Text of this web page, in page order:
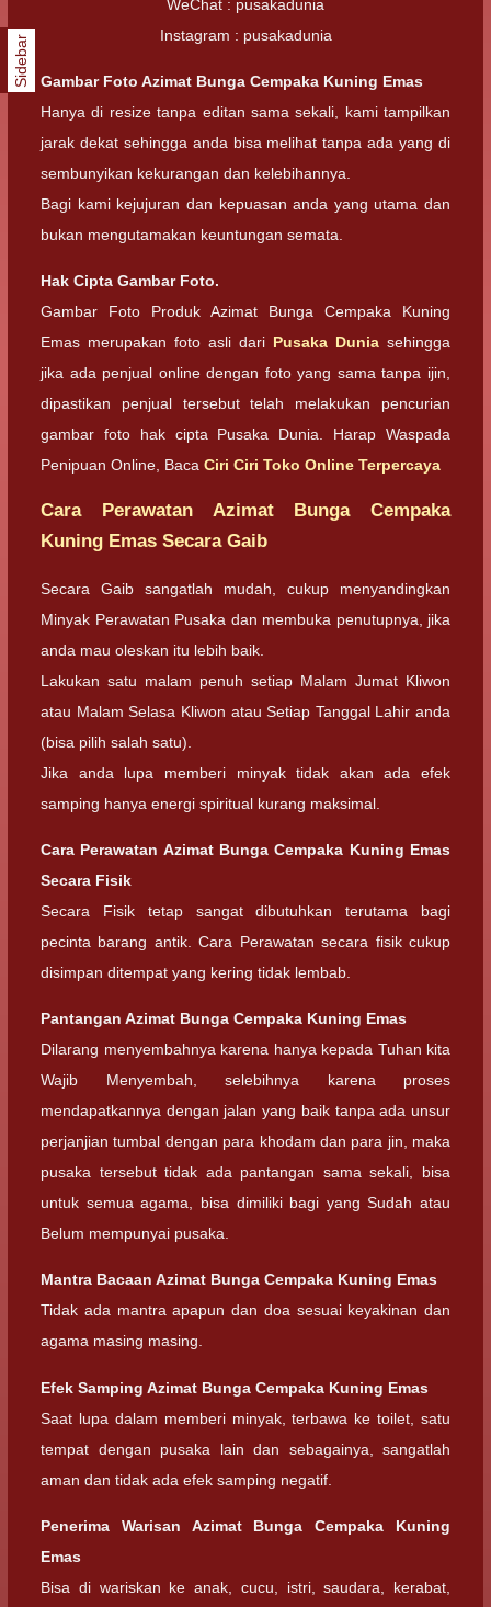
WeChat : pusakadunia
Instagram : pusakadunia
Gambar Foto Azimat Bunga Cempaka Kuning Emas
Hanya di resize tanpa editan sama sekali, kami tampilkan
jarak dekat sehingga anda bisa melihat tanpa ada yang di
sembunyikan kekurangan dan kelebihannya.
Bagi kami kejujuran dan kepuasan anda yang utama dan
bukan mengutamakan keuntungan semata.
Hak Cipta Gambar Foto.
Gambar Foto Produk Azimat Bunga Cempaka Kuning
Emas merupakan foto asli dari Pusaka Dunia sehingga
jika ada penjual online dengan foto yang sama tanpa ijin,
dipastikan penjual tersebut telah melakukan pencurian
gambar foto hak cipta Pusaka Dunia. Harap Waspada
Penipuan Online, Baca Ciri Ciri Toko Online Terpercaya
Cara Perawatan Azimat Bunga Cempaka
Kuning Emas Secara Gaib
Secara Gaib sangatlah mudah, cukup menyandingkan
Minyak Perawatan Pusaka dan membuka penutupnya, jika
anda mau oleskan itu lebih baik.
Lakukan satu malam penuh setiap Malam Jumat Kliwon
atau Malam Selasa Kliwon atau Setiap Tanggal Lahir anda
(bisa pilih salah satu).
Jika anda lupa memberi minyak tidak akan ada efek
samping hanya energi spiritual kurang maksimal.
Cara Perawatan Azimat Bunga Cempaka Kuning Emas
Secara Fisik
Secara Fisik tetap sangat dibutuhkan terutama bagi
pecinta barang antik. Cara Perawatan secara fisik cukup
disimpan ditempat yang kering tidak lembab.
Pantangan Azimat Bunga Cempaka Kuning Emas
Dilarang menyembahnya karena hanya kepada Tuhan kita
Wajib Menyembah, selebihnya karena proses
mendapatkannya dengan jalan yang baik tanpa ada unsur
perjanjian tumbal dengan para khodam dan para jin, maka
pusaka tersebut tidak ada pantangan sama sekali, bisa
untuk semua agama, bisa dimiliki bagi yang Sudah atau
Belum mempunyai pusaka.
Mantra Bacaan Azimat Bunga Cempaka Kuning Emas
Tidak ada mantra apapun dan doa sesuai keyakinan dan
agama masing masing.
Efek Samping Azimat Bunga Cempaka Kuning Emas
Saat lupa dalam memberi minyak, terbawa ke toilet, satu
tempat dengan pusaka lain dan sebagainya, sangatlah
aman dan tidak ada efek samping negatif.
Penerima Warisan Azimat Bunga Cempaka Kuning
Emas
Bisa di wariskan ke anak, cucu, istri, saudara, kerabat,
Sidebar